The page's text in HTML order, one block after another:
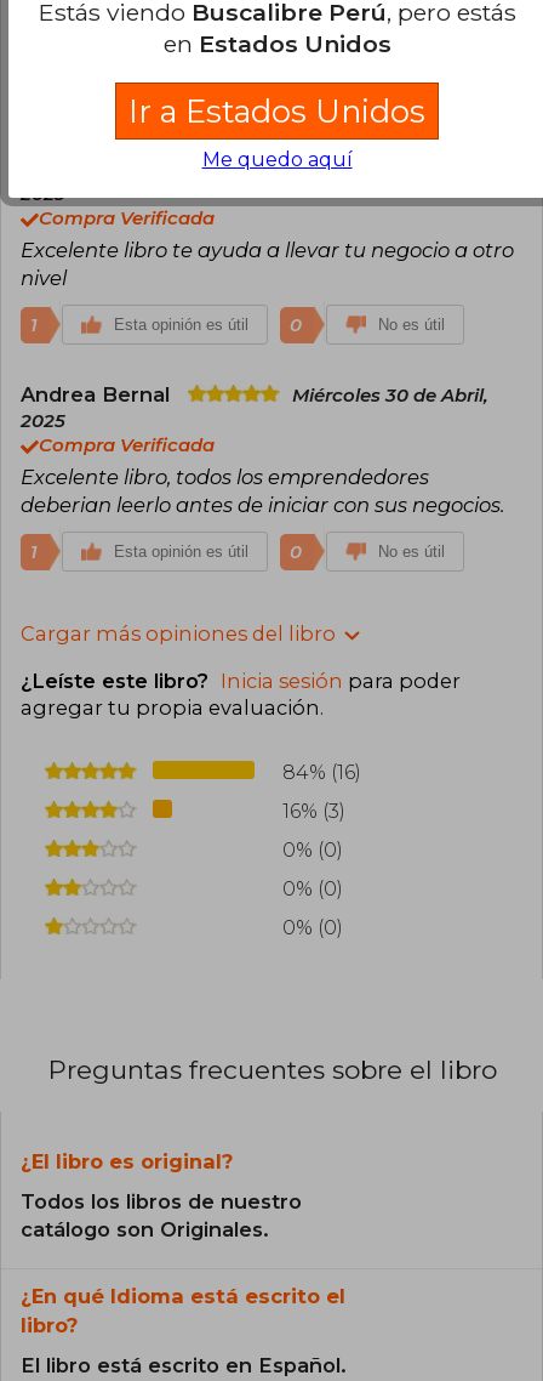
Compra Verificada
Excelente libro, lo recomiendo
Esta opinión es útil No es útil
Lunes 06 de Marzo,
2023
Compra Verificada
Excelente libro te ayuda a llevar tu negocio a otro
nivel
1 Esta opinión es útil 0 No es útil
Andrea Bernal
Miércoles 30 de Abril,
2025
Compra Verificada
Excelente libro, todos los emprendedores
deberian leerlo antes de iniciar con sus negocios.
1 Esta opinión es útil 0 No es útil
Cargar más opiniones del libro
¿Leíste este libro? Inicia sesión para poder
agregar tu propia evaluación.
84% (16)
16% (3)
0% (0)
0% (0)
0% (0)
Preguntas frecuentes sobre el libro
¿El libro es original?
Todos los libros de nuestro
catálogo son Originales.
¿En qué Idioma está escrito el
libro?
El libro está escrito en Español.
Estás viendo Buscalibre Perú, pero estás
en Estados Unidos
Ir a Estados Unidos
Me quedo aquí